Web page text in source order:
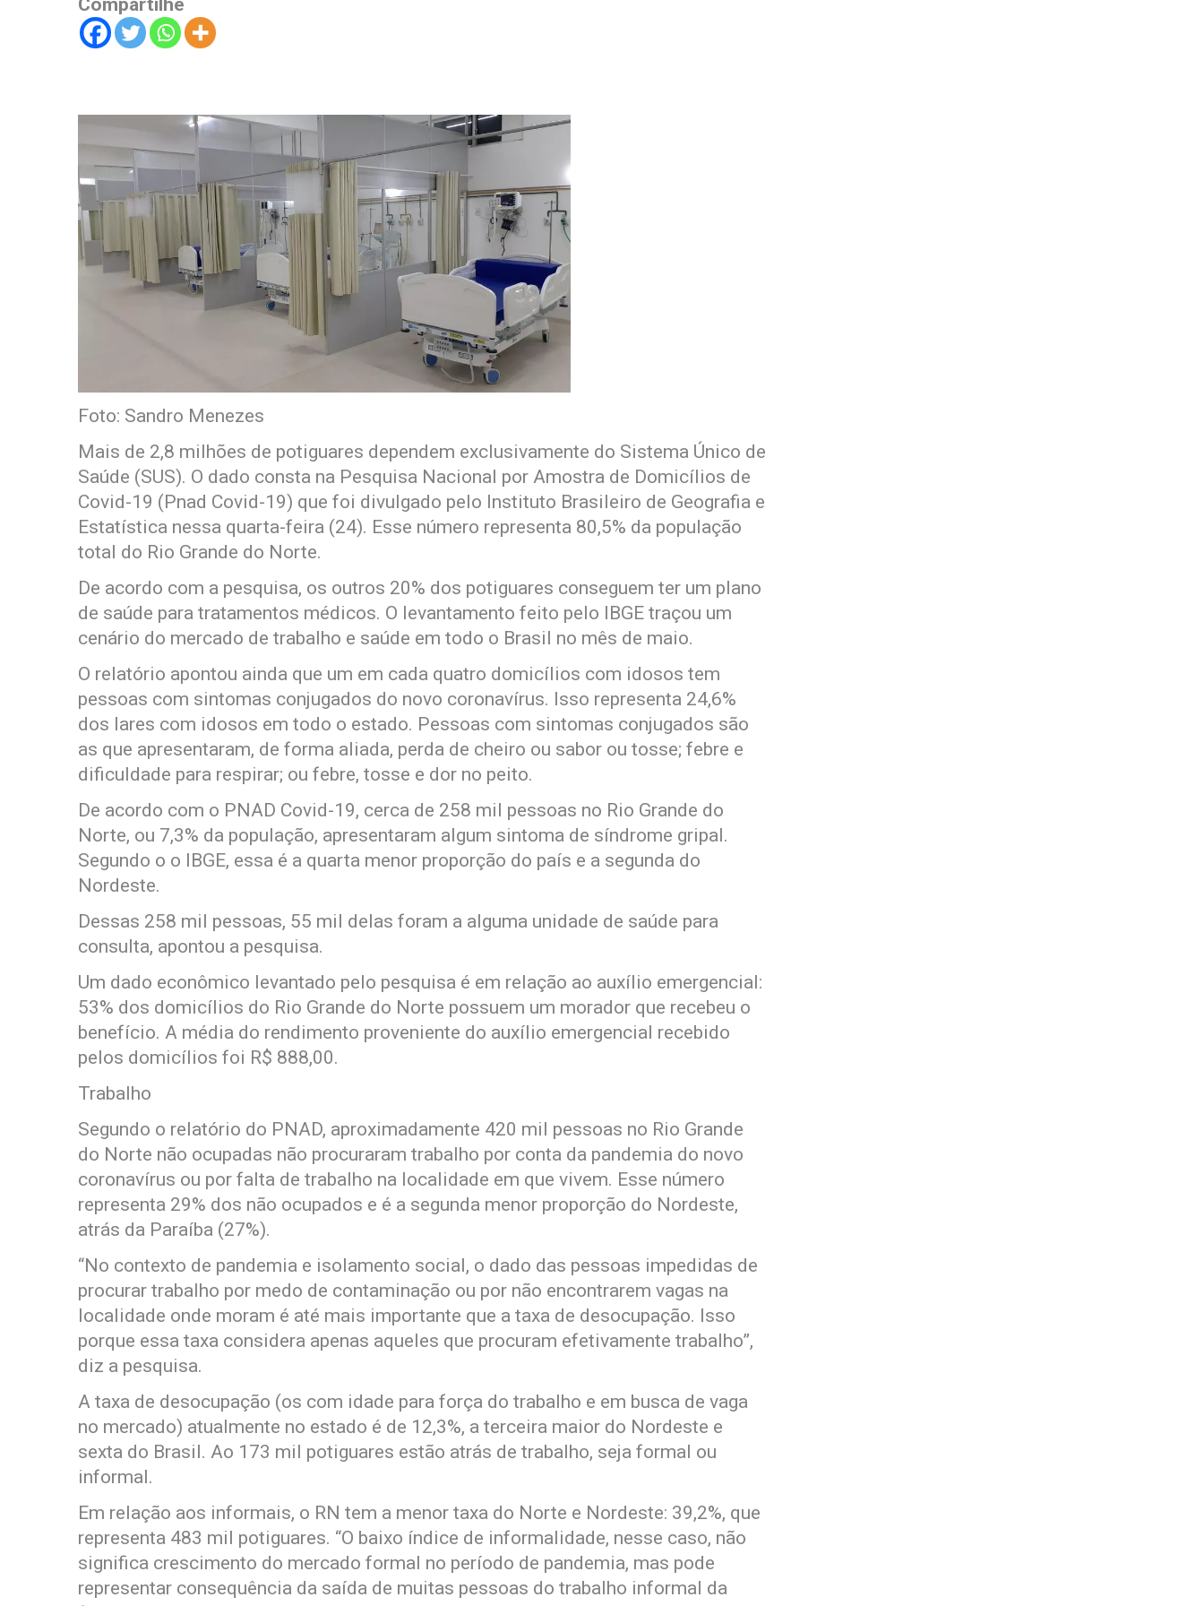
Compartilhe
Foto: Sandro Menezes
Mais de 2,8 milhões de potiguares dependem exclusivamente do Sistema Único de
Saúde (SUS). O dado consta na Pesquisa Nacional por Amostra de Domicílios de
Covid-19 (Pnad Covid-19) que foi divulgado pelo Instituto Brasileiro de Geografia e
Estatística nessa quarta-feira (24). Esse número representa 80,5% da população
total do Rio Grande do Norte.
De acordo com a pesquisa, os outros 20% dos potiguares conseguem ter um plano
de saúde para tratamentos médicos. O levantamento feito pelo IBGE traçou um
cenário do mercado de trabalho e saúde em todo o Brasil no mês de maio.
O relatório apontou ainda que um em cada quatro domicílios com idosos tem
pessoas com sintomas conjugados do novo coronavírus. Isso representa 24,6%
dos lares com idosos em todo o estado. Pessoas com sintomas conjugados são
as que apresentaram, de forma aliada, perda de cheiro ou sabor ou tosse; febre e
dificuldade para respirar; ou febre, tosse e dor no peito.
De acordo com o PNAD Covid-19, cerca de 258 mil pessoas no Rio Grande do
Norte, ou 7,3% da população, apresentaram algum sintoma de síndrome gripal.
Segundo o o IBGE, essa é a quarta menor proporção do país e a segunda do
Nordeste.
Dessas 258 mil pessoas, 55 mil delas foram a alguma unidade de saúde para
consulta, apontou a pesquisa.
Um dado econômico levantado pelo pesquisa é em relação ao auxílio emergencial:
53% dos domicílios do Rio Grande do Norte possuem um morador que recebeu o
benefício. A média do rendimento proveniente do auxílio emergencial recebido
pelos domicílios foi R$ 888,00.
Trabalho
Segundo o relatório do PNAD, aproximadamente 420 mil pessoas no Rio Grande
do Norte não ocupadas não procuraram trabalho por conta da pandemia do novo
coronavírus ou por falta de trabalho na localidade em que vivem. Esse número
representa 29% dos não ocupados e é a segunda menor proporção do Nordeste,
atrás da Paraíba (27%).
“No contexto de pandemia e isolamento social, o dado das pessoas impedidas de
procurar trabalho por medo de contaminação ou por não encontrarem vagas na
localidade onde moram é até mais importante que a taxa de desocupação. Isso
porque essa taxa considera apenas aqueles que procuram efetivamente trabalho”,
diz a pesquisa.
A taxa de desocupação (os com idade para força do trabalho e em busca de vaga
no mercado) atualmente no estado é de 12,3%, a terceira maior do Nordeste e
sexta do Brasil. Ao 173 mil potiguares estão atrás de trabalho, seja formal ou
informal.
Em relação aos informais, o RN tem a menor taxa do Norte e Nordeste: 39,2%, que
representa 483 mil potiguares. “O baixo índice de informalidade, nesse caso, não
significa crescimento do mercado formal no período de pandemia, mas pode
representar consequência da saída de muitas pessoas do trabalho informal da